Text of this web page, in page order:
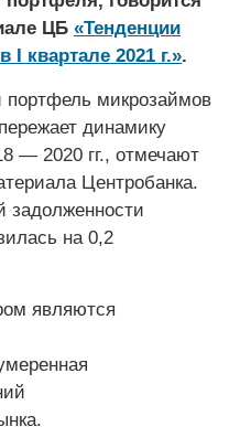
ЦБ «Тенденции
квартале 2021 г.».
микрозаймов
динамику
— 2020 гг., отмечают
Центробанка.
задолженности
на 0,2
являются